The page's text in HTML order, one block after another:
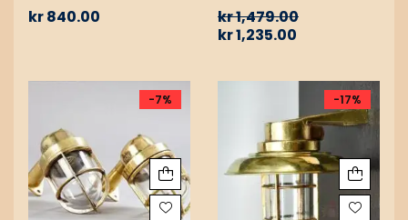
kr840.00 kr1,479.00
kr1,235.00
-7% -17%